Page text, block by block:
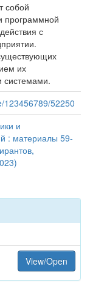
собой
программной
с
их
системами.
123456789/52250
и
: материалы 59-
View/Open